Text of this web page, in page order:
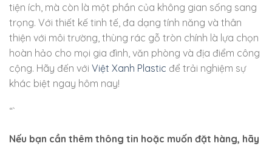
tiện ích, mà còn là một phần của không gian sống sang
trọng. Với thiết kế tinh tế, đa dạng tính năng và thân
thiện với môi trường, thùng rác gỗ tròn chính là lựa chọn
hoàn hảo cho mọi gia đình, văn phòng và địa điểm công
cộng. Hãy đến với Việt Xanh Plastic để trải nghiệm sự
khác biệt ngay hôm nay!
“`
Nếu bạn cần thêm thông tin hoặc muốn đặt hàng, hãy